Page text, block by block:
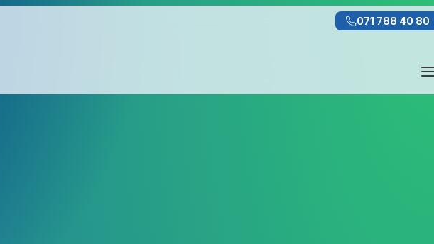
071 788 40 80